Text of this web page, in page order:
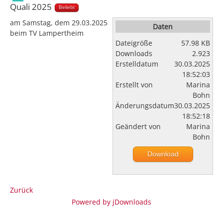
Quali 2025
Beliebt
am Samstag, dem 29.03.2025
beim TV Lampertheim
Daten
Dateigröße
57.98 KB
Downloads
2.923
Erstelldatum
30.03.2025
18:52:03
Erstellt von
Marina
Bohn
Änderungsdatum30.03.2025
18:52:18
Geändert von
Marina
Bohn
Download
Zurück
Powered by jDownloads